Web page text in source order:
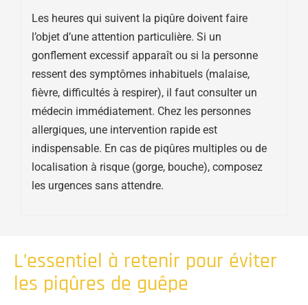
Les heures qui suivent la piqûre doivent faire
l’objet d’une attention particulière. Si un
gonflement excessif apparaît ou si la personne
ressent des symptômes inhabituels (malaise,
fièvre, difficultés à respirer), il faut consulter un
médecin immédiatement. Chez les personnes
allergiques, une intervention rapide est
indispensable. En cas de piqûres multiples ou de
localisation à risque (gorge, bouche), composez
les urgences sans attendre.
L’essentiel à retenir pour éviter
les piqûres de guêpe